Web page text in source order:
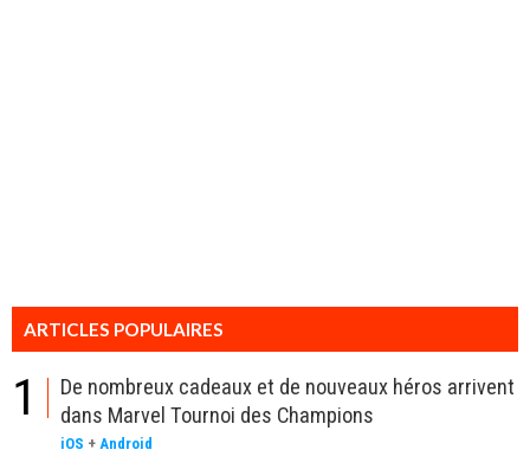
ARTICLES POPULAIRES
1
De nombreux cadeaux et de nouveaux héros arrivent
dans Marvel Tournoi des Champions
iOS + Android